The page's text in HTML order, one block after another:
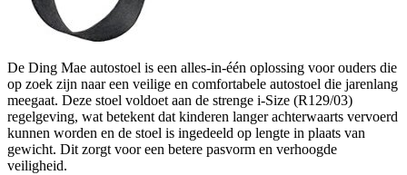
De Ding Mae autostoel is een alles-in-één oplossing voor ouders die
op zoek zijn naar een veilige en comfortabele autostoel die jarenlang
meegaat. Deze stoel voldoet aan de strenge i-Size (R129/03)
regelgeving, wat betekent dat kinderen langer achterwaarts vervoerd
kunnen worden en de stoel is ingedeeld op lengte in plaats van
gewicht. Dit zorgt voor een betere pasvorm en verhoogde
veiligheid.